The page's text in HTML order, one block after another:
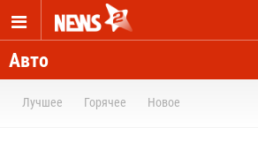
Авто
Лучшее Горячее Новое